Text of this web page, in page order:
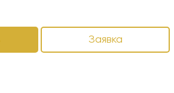
Заявка